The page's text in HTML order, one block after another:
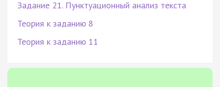
Задание 21. Пунктуационный анализ текста
Теория к заданию 8
Теория к заданию 11